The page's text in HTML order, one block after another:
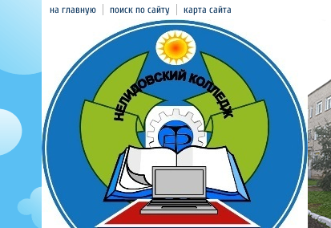
на главную поиск по сайту карта сайта